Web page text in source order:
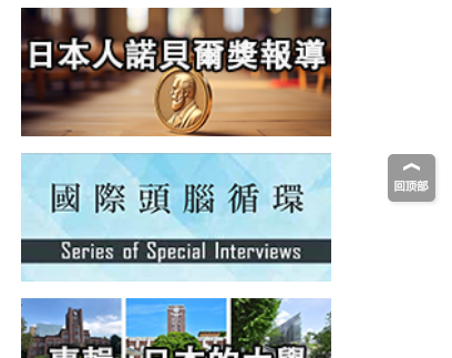
方法，AI從分子排列資訊中高精度解讀
經濟・社會
【AI法上篇】如何對「將人生交給AI」保持
危機感——中央大學平野晉教授專訪
科學研究
慶應義塾大學闡明腦內「游擊手」小膠質細
胞包裹保護受損神經細胞的機制，有望用於
開發阿茲海默症等疾病療法
日本東北大學與橫濱橡膠全球首次從奈米尺
度揭示橡膠—黃銅黏接界面劣化抑制機制，
為提升輪胎安全性與耐久性的材料設計開闢
科學研究
近畿大學等發現植物染料「日本茜」的紅色
成分可抑制老化與炎症，有望成為新型功能
性材料
科學研究
法，利用超小型GAD67啟動子抑制發作
科學研究
九州大學揭示夜間眼壓升高機制：兩種激素